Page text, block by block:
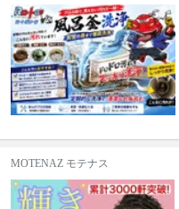
MOTENAZ モテナス